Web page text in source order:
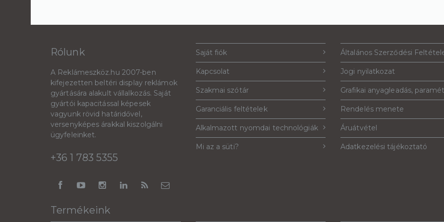
Rólunk
A Reklámeszköz.hu 2007-ben
kifejezetten beltéri display reklámok
gyártására alakult vállalkozás. Saját
gyártói kapacitással képesek
vagyunk rövid határidővel,
versenyképes árakkal kiszolgálni
ügyfeleinket.
+36 1 783 5355
Saját fiók
Kapcsolat
Szakmai szótár
Garanciális feltételek
Alkalmazott nyomdai technológiák
Mi az a süti?
Általános Szerződési
Jogi nyilatkozat
Grafikai anyagleadás,
Rendelés menete
Áruátvétel
Adatkezelési tájékoztató
Termékeink